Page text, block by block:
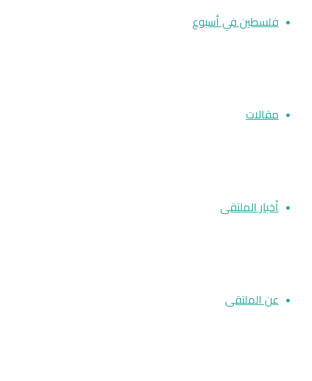
فلسطين في أسبوع
مقالات
أخبار الملتقى
عن الملتقى